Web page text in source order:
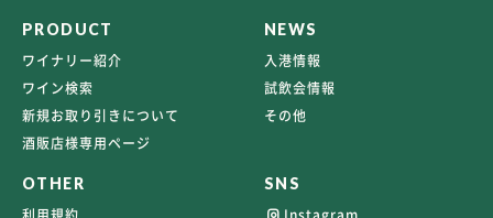
PRODUCT
ワイナリー紹介
ワイン検索
新規お取り引きについて
酒販店様専用ページ
NEWS
入港情報
試飲会情報
その他
OTHER SNS